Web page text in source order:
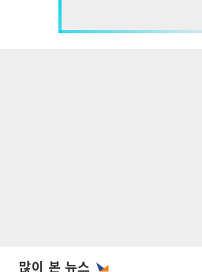
많이 본 뉴스